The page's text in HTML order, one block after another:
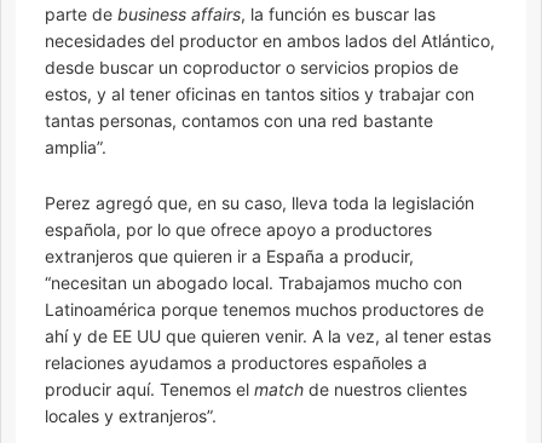
parte de business affairs, la función es buscar las
necesidades del productor en ambos lados del Atlántico,
desde buscar un coproductor o servicios propios de
estos, y al tener oficinas en tantos sitios y trabajar con
tantas personas, contamos con una red bastante
amplia”.
Perez agregó que, en su caso, lleva toda la legislación
española, por lo que ofrece apoyo a productores
extranjeros que quieren ir a España a producir,
“necesitan un abogado local. Trabajamos mucho con
Latinoamérica porque tenemos muchos productores de
ahí y de EE UU que quieren venir. A la vez, al tener estas
relaciones ayudamos a productores españoles a
producir aquí. Tenemos el match de nuestros clientes
locales y extranjeros”.